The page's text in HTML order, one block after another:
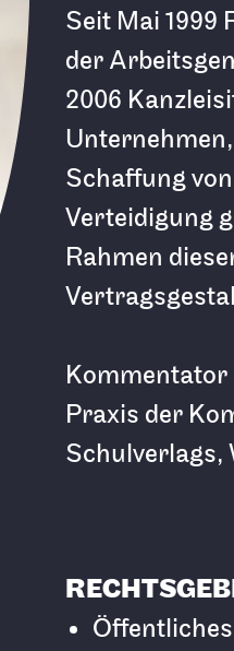
Seit Mai
der
2006
Schaffung
Verteidigung
Rahmen
Kommentator
Praxis der
Schulverlags,